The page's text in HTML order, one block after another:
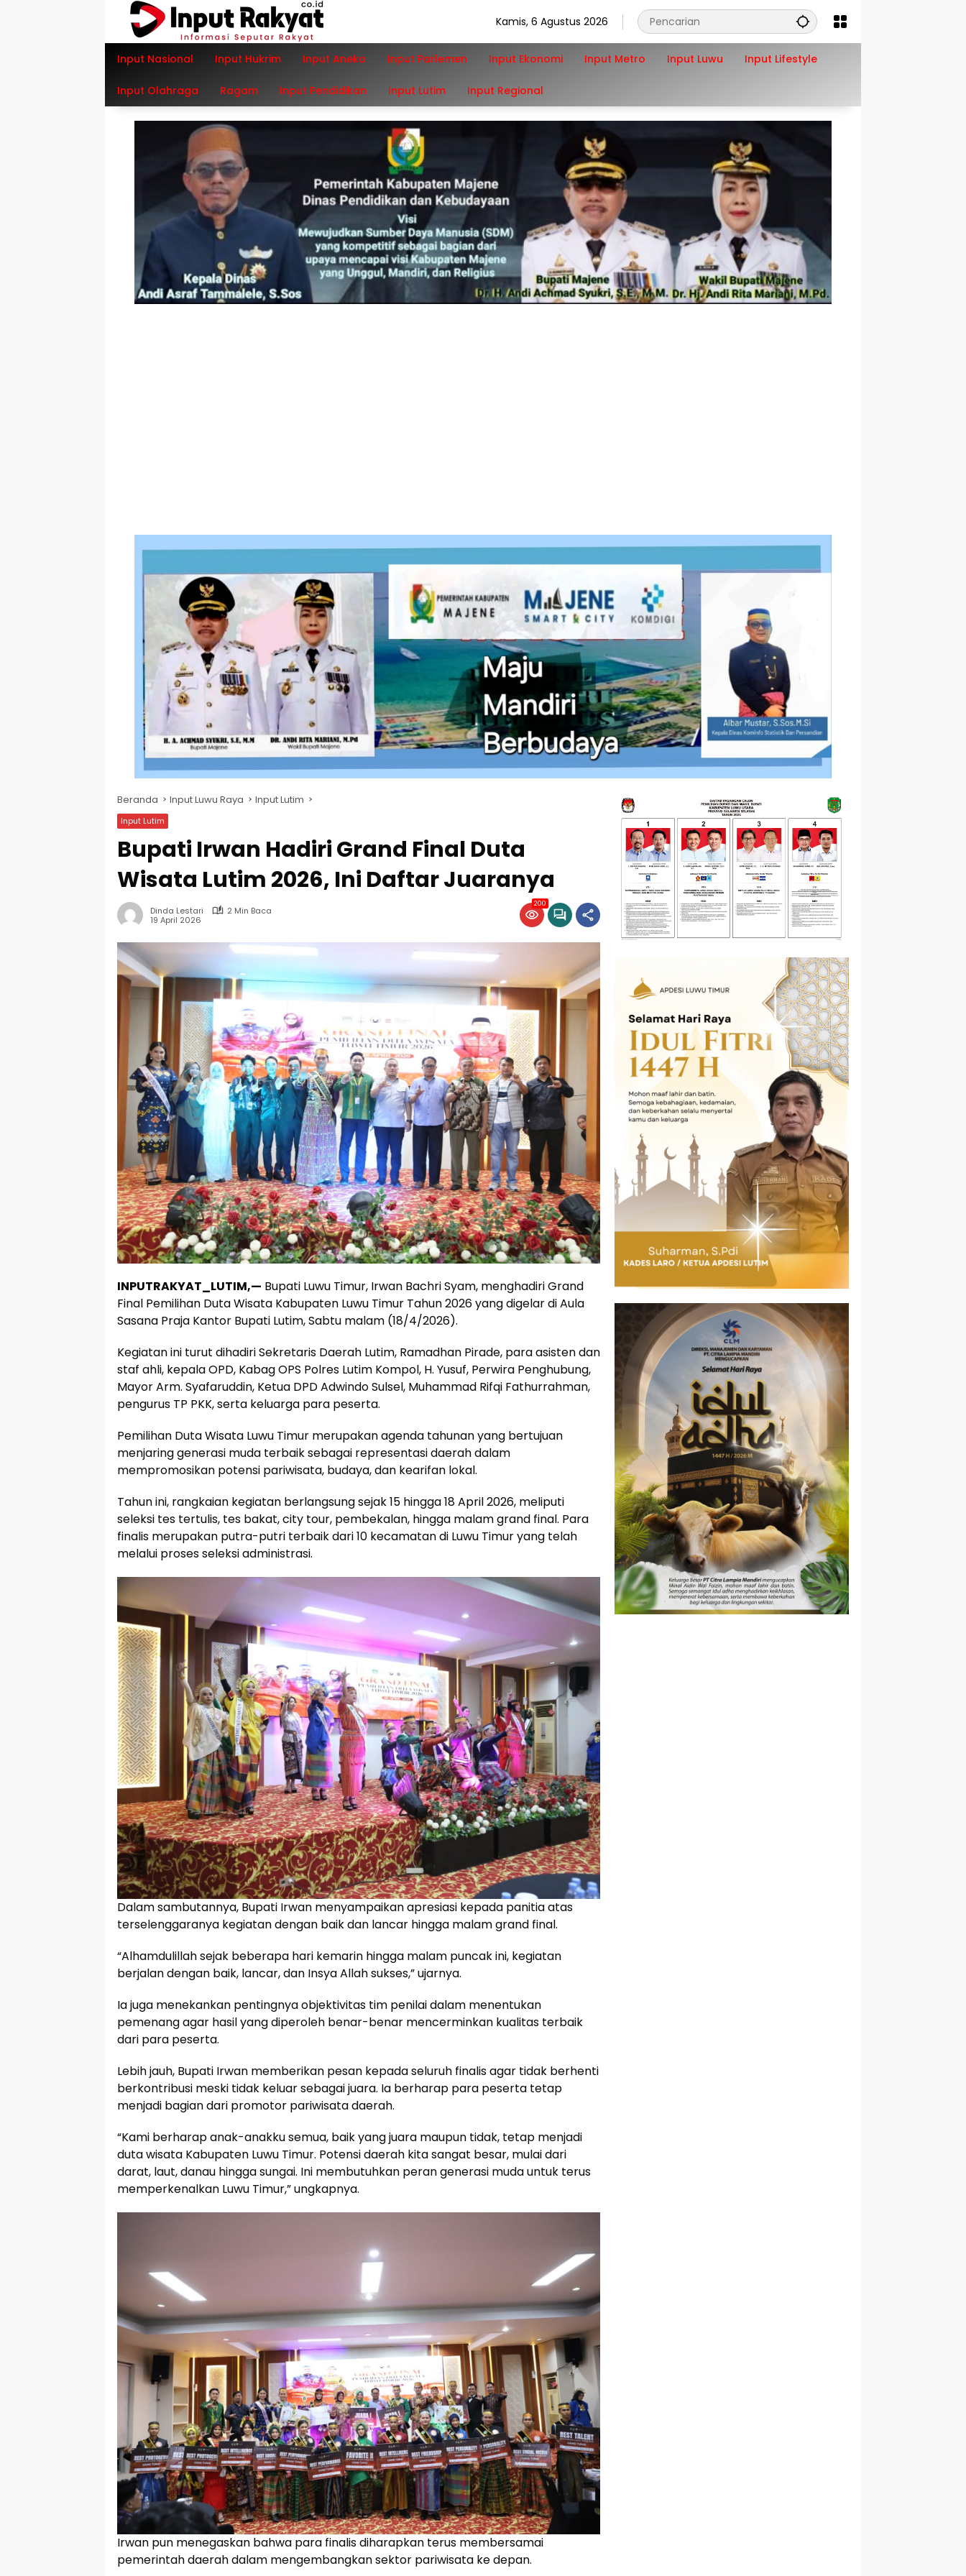
Kamis, 6 Agustus 2026
Input Nasional Input Hukrim Input Aneka Input Parlemen Input Ekonomi Input Metro Input Luwu Input Lifestyle
Input Olahraga Ragam Input Pendidikan Input Lutim Input Regional
Beranda Input Luwu Raya Input Lutim
Input Lutim
Bupati Irwan Hadiri Grand Final Duta
Wisata Lutim 2026, Ini Daftar Juaranya
Dinda Lestari
2 Min Baca
19 April 2026
200
INPUTRAKYAT_LUTIM,— Bupati Luwu Timur, Irwan Bachri Syam, menghadiri Grand
Final Pemilihan Duta Wisata Kabupaten Luwu Timur Tahun 2026 yang digelar di Aula
Sasana Praja Kantor Bupati Lutim, Sabtu malam (18/4/2026).
Kegiatan ini turut dihadiri Sekretaris Daerah Lutim, Ramadhan Pirade, para asisten dan
staf ahli, kepala OPD, Kabag OPS Polres Lutim Kompol, H. Yusuf, Perwira Penghubung,
Mayor Arm. Syafaruddin, Ketua DPD Adwindo Sulsel, Muhammad Rifqi Fathurrahman,
pengurus TP PKK, serta keluarga para peserta.
Pemilihan Duta Wisata Luwu Timur merupakan agenda tahunan yang bertujuan
menjaring generasi muda terbaik sebagai representasi daerah dalam
mempromosikan potensi pariwisata, budaya, dan kearifan lokal.
Tahun ini, rangkaian kegiatan berlangsung sejak 15 hingga 18 April 2026, meliputi
seleksi tes tertulis, tes bakat, city tour, pembekalan, hingga malam grand final. Para
finalis merupakan putra-putri terbaik dari 10 kecamatan di Luwu Timur yang telah
melalui proses seleksi administrasi.
Dalam sambutannya, Bupati Irwan menyampaikan apresiasi kepada panitia atas
terselenggaranya kegiatan dengan baik dan lancar hingga malam grand final.
“Alhamdulillah sejak beberapa hari kemarin hingga malam puncak ini, kegiatan
berjalan dengan baik, lancar, dan Insya Allah sukses,” ujarnya.
Ia juga menekankan pentingnya objektivitas tim penilai dalam menentukan
pemenang agar hasil yang diperoleh benar-benar mencerminkan kualitas terbaik
dari para peserta.
Lebih jauh, Bupati Irwan memberikan pesan kepada seluruh finalis agar tidak berhenti
berkontribusi meski tidak keluar sebagai juara. Ia berharap para peserta tetap
menjadi bagian dari promotor pariwisata daerah.
“Kami berharap anak-anakku semua, baik yang juara maupun tidak, tetap menjadi
duta wisata Kabupaten Luwu Timur. Potensi daerah kita sangat besar, mulai dari
darat, laut, danau hingga sungai. Ini membutuhkan peran generasi muda untuk terus
memperkenalkan Luwu Timur,” ungkapnya.
Irwan pun menegaskan bahwa para finalis diharapkan terus membersamai
pemerintah daerah dalam mengembangkan sektor pariwisata ke depan.